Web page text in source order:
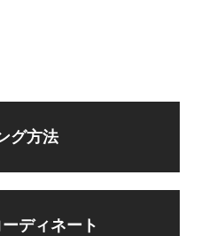
グ方法
ディネート